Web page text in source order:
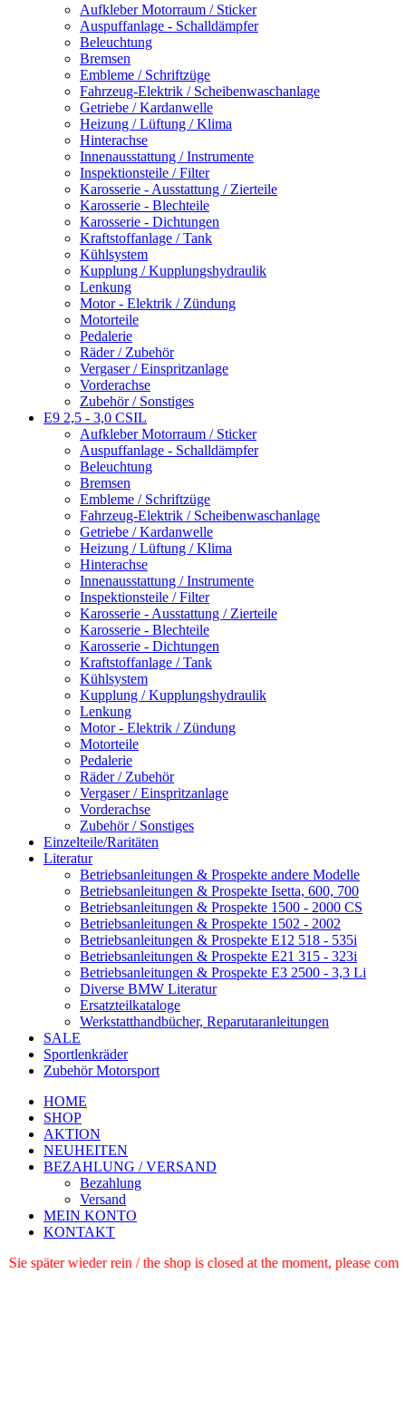
Aufkleber Motorraum / Sticker
Auspuffanlage - Schalldämpfer
Beleuchtung
Bremsen
Embleme / Schriftzüge
Fahrzeug-Elektrik / Scheibenwaschanlage
Getriebe / Kardanwelle
Heizung / Lüftung / Klima
Hinterachse
Innenausstattung / Instrumente
Inspektionsteile / Filter
Karosserie - Ausstattung / Zierteile
Karosserie - Blechteile
Karosserie - Dichtungen
Kraftstoffanlage / Tank
Kühlsystem
Kupplung / Kupplungshydraulik
Lenkung
Motor - Elektrik / Zündung
Motorteile
Pedalerie
Räder / Zubehör
Vergaser / Einspritzanlage
Vorderachse
Zubehör / Sonstiges
E9 2,5 - 3,0 CSIL
Aufkleber Motorraum / Sticker
Auspuffanlage - Schalldämpfer
Beleuchtung
Bremsen
Embleme / Schriftzüge
Fahrzeug-Elektrik / Scheibenwaschanlage
Getriebe / Kardanwelle
Heizung / Lüftung / Klima
Hinterachse
Innenausstattung / Instrumente
Inspektionsteile / Filter
Karosserie - Ausstattung / Zierteile
Karosserie - Blechteile
Karosserie - Dichtungen
Kraftstoffanlage / Tank
Kühlsystem
Kupplung / Kupplungshydraulik
Lenkung
Motor - Elektrik / Zündung
Motorteile
Pedalerie
Räder / Zubehör
Vergaser / Einspritzanlage
Vorderachse
Zubehör / Sonstiges
Einzelteile/Raritäten
Literatur
Betriebsanleitungen & Prospekte andere Modelle
Betriebsanleitungen & Prospekte Isetta, 600, 700
Betriebsanleitungen & Prospekte 1500 - 2000 CS
Betriebsanleitungen & Prospekte 1502 - 2002
Betriebsanleitungen & Prospekte E12 518 - 535i
Betriebsanleitungen & Prospekte E21 315 - 323i
Betriebsanleitungen & Prospekte E3 2500 - 3,3 Li
Diverse BMW Literatur
Ersatzteilkataloge
Werkstatthandbücher, Reparutaranleitungen
SALE
Sportlenkräder
Zubehör Motorsport
HOME
SHOP
AKTION
NEUHEITEN
BEZAHLUNG / VERSAND
Bezahlung
Versand
MEIN KONTO
KONTAKT
schauen Sie später wieder rein / the shop is closed at the moment,